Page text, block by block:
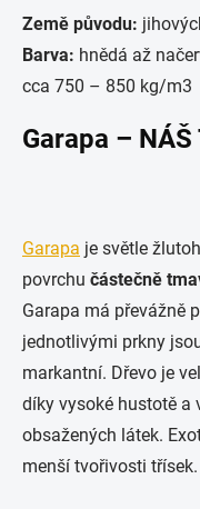
Země původu:
Barva: hnědá až
cca 750 – 850 kg/m3
Garapa – NÁŠ
Garapa je světle
povrchu částečně
Garapa má převážně
jednotlivými prkny
markantní. Dřevo je
díky vysoké hustotě a
obsažených látek.
menší tvořivosti třísek.